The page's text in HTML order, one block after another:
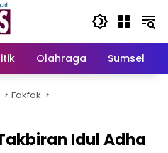
Olahraga Sumsel
Fakfak
Idul Adha